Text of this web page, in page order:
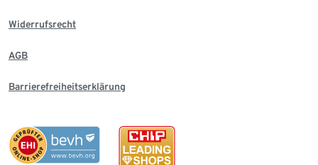
Widerrufsrecht
AGB
Barrierefreiheitserklärung